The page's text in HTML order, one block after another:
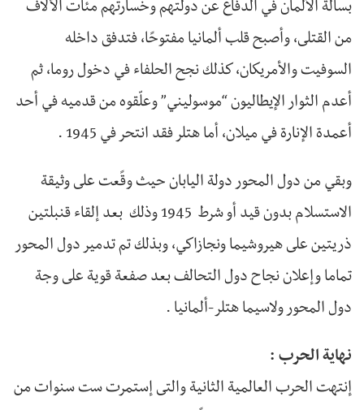
بسالة الألمان في الدفاع عن دولتهم وخسارتهم مئات الآلاف
من القتلى، وأصبح قلب ألمانيا مفتوحًا، فتدفق داخله
السوفيت والأمريكان، كذلك نجح الحلفاء في دخول روما، ثم
أعدم الثوار الإيطاليون “موسوليني” وعلّقوه من قدميه في أحد
أعمدة الإنارة في ميلان، أما هتلر فقد انتحر في 1945 .
وبقي من دول المحور دولة اليابان حيث وقًعت على وثيقة
الاستسلام بدون قيد أو شرط 1945 وذلك بعد إلقاء قنبلتين
ذريتين على هيروشيما ونجازاكي، وبذلك تم تدمير دول المحور
تماما وإعلان نجاح دول التحالف بعد صفعة قوية على وجة
دول المحور ولاسيما هتلر-ألمانيا .
نهاية الحرب :
إنتهت الحرب العالمية الثانية والتى إستمرت ست سنوات من